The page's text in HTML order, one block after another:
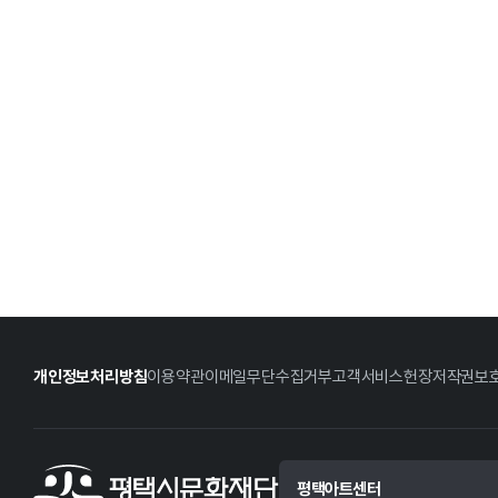
개인정보처리방침이용약관이메일무단수집거부고객서비스헌장저작권보
평택아트센터